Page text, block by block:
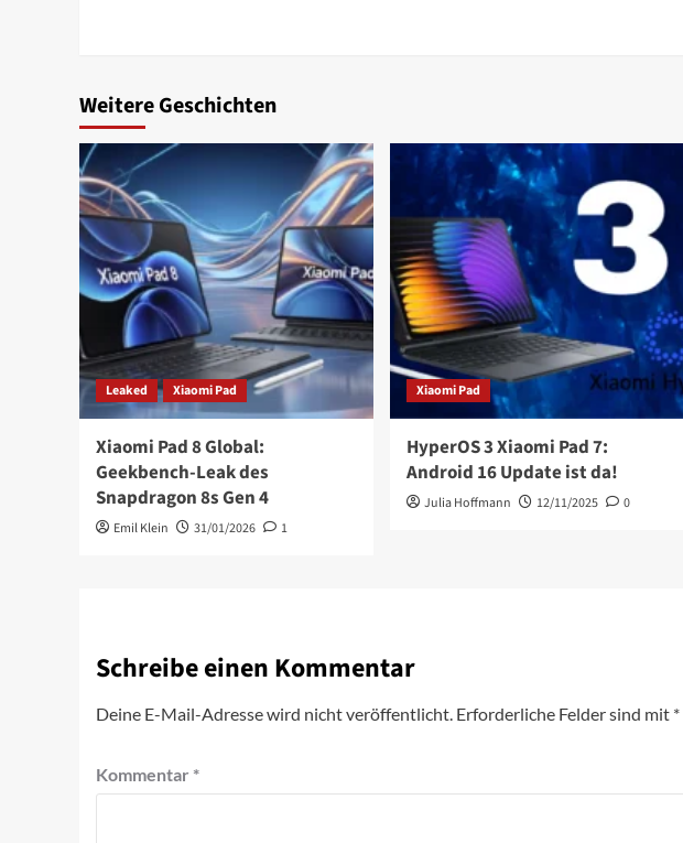
Weitere Geschichten
Leaked Xiaomi Pad
Xiaomi Pad 8 Global:
Geekbench-Leak des
Snapdragon 8s Gen 4
Emil Klein 31/01/2026 1
Xiaomi Pad
HyperOS 3 Xiaomi Pad 7:
Android 16 Update ist da!
Julia Hoffmann 12/11/2025 0
Schreibe einen Kommentar
Deine E-Mail-Adresse wird nicht veröffentlicht. Erforderliche Felder sind mit *
Kommentar *